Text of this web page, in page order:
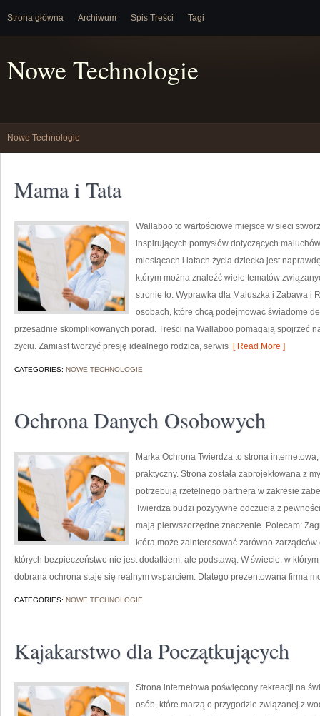
Strona główna Archiwum Spis Treści Tagi
Nowe Technologie
Nowe Technologie
Mama i Tata
Wallaboo to wartościowe miejsce w sieci
inspirujących pomysłów dotyczących
miesiącach i latach życia dziecka jest
którym można znaleźć wiele tematów
stronie to: Wyprawka dla Maluszka i Zabawa i
osobach, które chcą podejmować świadome
przesadnie skomplikowanych porad. Treści na Wallaboo pomagają spojrzeć
życiu. Zamiast tworzyć presję idealnego rodzica, serwis [ Read More ]
CATEGORIES: NOWE TECHNOLOGIE
Ochrona Danych Osobowych
Marka Ochrona Twierdza to strona
praktyczny. Strona została zaprojektowana z
potrzebują rzetelnego partnera w zakresie
Twierdza budzi pozytywne odczucia z
mają pierwszorzędne znaczenie. Polecam:
która może zainteresować zarówno
których bezpieczeństwo nie jest dodatkiem, ale podstawą. W świecie, w
dobrana ochrona staje się realnym wsparciem. Dlatego prezentowana firma
CATEGORIES: NOWE TECHNOLOGIE
Kajakarstwo dla Początkujących
Strona internetowa poświęcony rekreacji na
osób, które marzą o przygodzie związanej z